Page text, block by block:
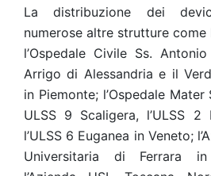
La distribuzione dei
numerose altre strutture come
l’Ospedale Civile Ss.
Arrigo di Alessandria e il
in Piemonte; l’Ospedale
ULSS 9 Scaligera, l’ULSS 2
l’ULSS 6 Euganea in Veneto;
Universitaria di Ferrara in